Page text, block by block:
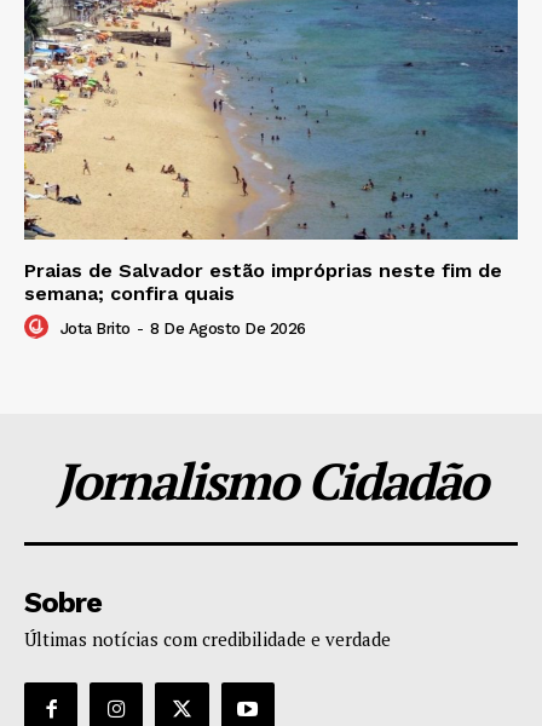
Praias de Salvador estão impróprias neste fim de
semana; confira quais
Jota Brito - 8 De Agosto De 2026
Jornalismo Cidadão
Sobre
Últimas notícias com credibilidade e verdade